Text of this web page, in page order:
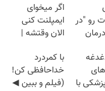
رو "در
اگر میخوای
ایمپلنت کنی
الان وقتشه |
میلیون تومان!!!
با
با کمردرد
خداحافظی کن!
(فیلم و ببین ◀